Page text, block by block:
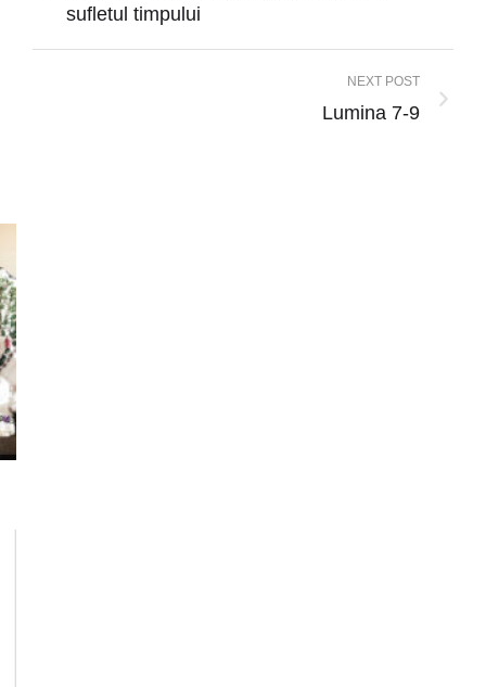
sufletul timpului
NEXT POST
Lumina 7-9